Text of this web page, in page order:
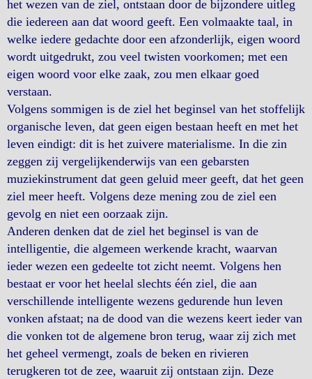
het wezen van de ziel, ontstaan door de bijzondere uitleg
die iedereen aan dat woord geeft. Een volmaakte taal, in
welke iedere gedachte door een afzonderlijk, eigen woord
wordt uitgedrukt, zou veel twisten voorkomen; met een
eigen woord voor elke zaak, zou men elkaar goed
verstaan.
Volgens sommigen is de ziel het beginsel van het stoffelijk
organische leven, dat geen eigen bestaan heeft en met het
leven eindigt: dit is het zuivere materialisme. In die zin
zeggen zij vergelijkenderwijs van een gebarsten
muziekinstrument dat geen geluid meer geeft, dat het geen
ziel meer heeft. Volgens deze mening zou de ziel een
gevolg en niet een oorzaak zijn.
Anderen denken dat de ziel het beginsel is van de
intelligentie, die algemeen werkende kracht, waarvan
ieder wezen een gedeelte tot zicht neemt. Volgens hen
bestaat er voor het heelal slechts één ziel, die aan
verschillende intelligente wezens gedurende hun leven
vonken afstaat; na de dood van die wezens keert ieder van
die vonken tot de algemene bron terug, waar zij zich met
het geheel vermengt, zoals de beken en rivieren
terugkeren tot de zee, waaruit zij ontstaan zijn. Deze